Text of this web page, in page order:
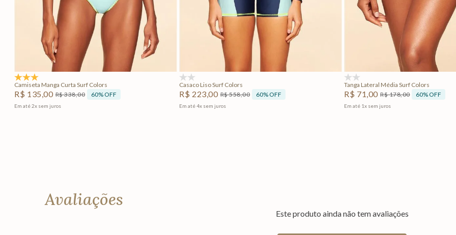
M
Adicionar na sacola
Camiseta Manga Curta Surf Colors
R$ 135,00 R$338,00 60% OFF
Em até2x sem juros
M G
Casaco Liso Surf Colors
R$ 223,00 R$558,00 60% OFF
Em até4x sem juros
P G
Adicionar na sacola
Tanga Lateral Média Surf Colors
R$ 71,00 R$178,00 60% OFF
Em até 1x sem juros
Avaliações
Este produto ainda não tem avaliações